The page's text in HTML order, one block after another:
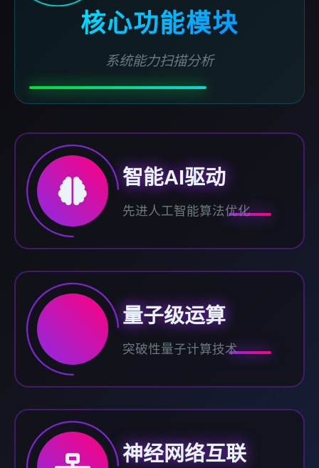
核心功能模块
系统能力扫描分析
智能AI驱动
先进人工智能算法优化
量子级运算
突破性量子计算技术
神经网络互联